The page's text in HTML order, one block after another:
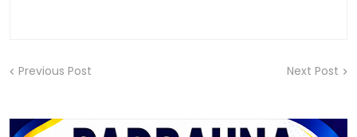
Previous Post Next Post